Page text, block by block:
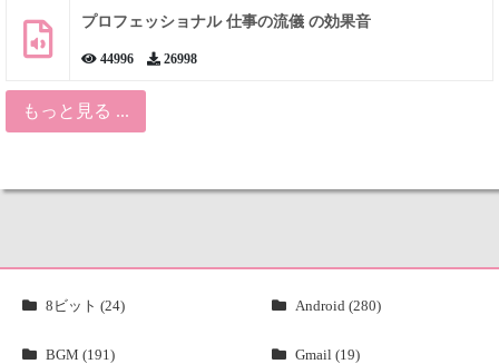
プロフェッショナル 仕事の流儀 の効果音
44996 26998
もっと見る ...
8ビット (24) Android (280)
BGM (191) Gmail (19)